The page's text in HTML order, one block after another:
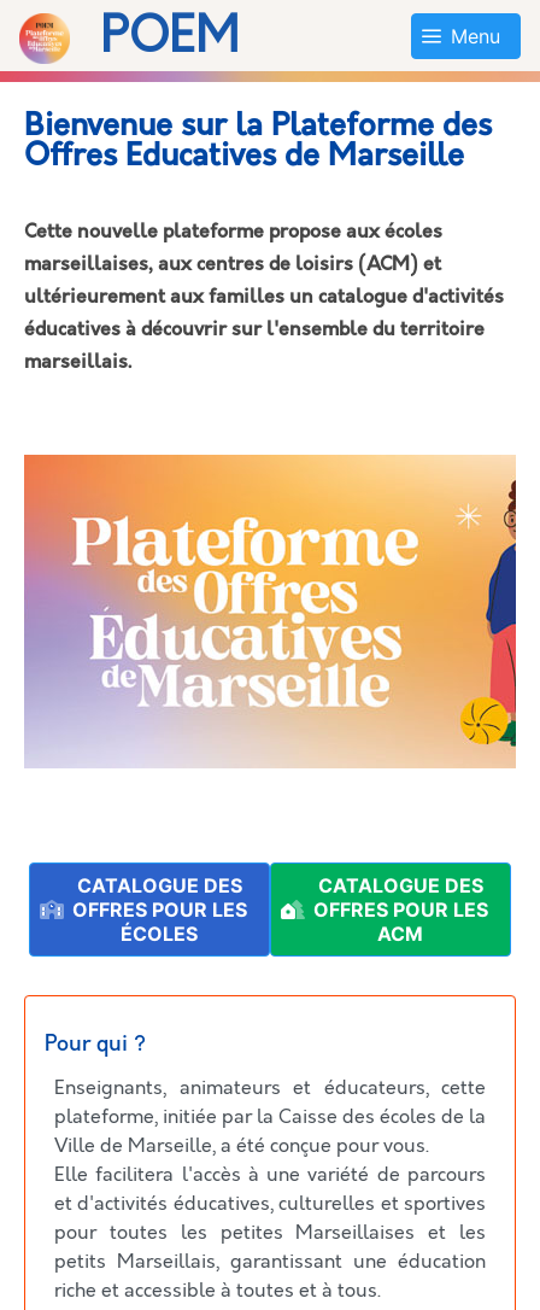
POEM Menu
Bienvenue sur la Plateforme des
Offres Educatives de Marseille
Cette nouvelle plateforme propose aux écoles
marseillaises, aux centres de loisirs (ACM) et
ultérieurement aux familles un catalogue d'activités
éducatives à découvrir sur l'ensemble du territoire
marseillais.
CATALOGUE DES
OFFRES POUR LES
ÉCOLES
CATALOGUE DES
OFFRES POUR LES
ACM
Pour qui ?
Enseignants, animateurs et éducateurs, cette
plateforme, initiée par la Caisse des écoles de la
Ville de Marseille, a été conçue pour vous.
Elle facilitera l'accès à une variété de parcours
et d'activités éducatives, culturelles et sportives
pour toutes les petites Marseillaises et les
petits Marseillais, garantissant une éducation
riche et accessible à toutes et à tous.